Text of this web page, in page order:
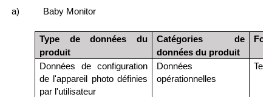
a) Baby Monitor
Type de données du
produit
Catégories de
données du produit
Données de configuration
de l'appareil photo définies
par l'utilisateur
Données
opérationnelles